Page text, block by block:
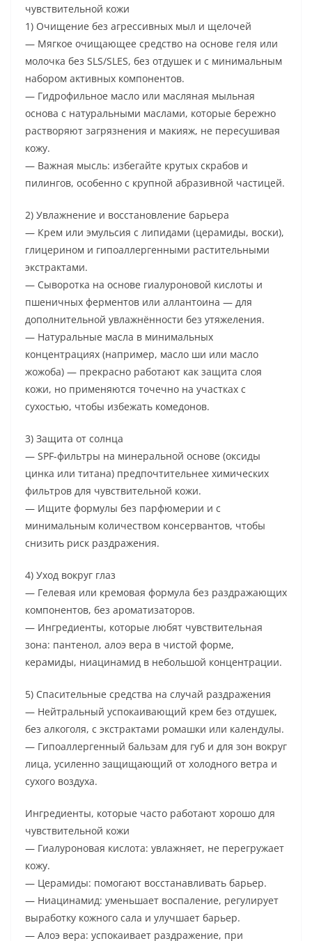
чувствительной кожи
1) Очищение без агрессивных мыл и щелочей
— Мягкое очищающее средство на основе геля или
молочка без SLS/SLES, без отдушек и с минимальным
набором активных компонентов.
— Гидрофильное масло или масляная мыльная
основа с натуральными маслами, которые бережно
растворяют загрязнения и макияж, не пересушивая
кожу.
— Важная мысль: избегайте крутых скрабов и
пилингов, особенно с крупной абразивной частицей.
2) Увлажнение и восстановление барьера
— Крем или эмульсия с липидами (церамиды, воски),
глицерином и гипоаллергенными растительными
экстрактами.
— Сыворотка на основе гиалуроновой кислоты и
пшеничных ферментов или аллантоина — для
дополнительной увлажнённости без утяжеления.
— Натуральные масла в минимальных
концентрациях (например, масло ши или масло
жожоба) — прекрасно работают как защита слоя
кожи, но применяются точечно на участках с
сухостью, чтобы избежать комедонов.
3) Защита от солнца
— SPF-фильтры на минеральной основе (оксиды
цинка или титана) предпочтительнее химических
фильтров для чувствительной кожи.
— Ищите формулы без парфюмерии и с
минимальным количеством консервантов, чтобы
снизить риск раздражения.
4) Уход вокруг глаз
— Гелевая или кремовая формула без раздражающих
компонентов, без ароматизаторов.
— Ингредиенты, которые любят чувствительная
зона: пантенол, алоэ вера в чистой форме,
керамиды, ниацинамид в небольшой концентрации.
5) Спасительные средства на случай раздражения
— Нейтральный успокаивающий крем без отдушек,
без алкоголя, с экстрактами ромашки или календулы.
— Гипоаллергенный бальзам для губ и для зон вокруг
лица, усиленно защищающий от холодного ветра и
сухого воздуха.
Ингредиенты, которые часто работают хорошо для
чувствительной кожи
— Гиалуроновая кислота: увлажняет, не перегружает
кожу.
— Церамиды: помогают восстанавливать барьер.
— Ниацинамид: уменьшает воспаление, регулирует
выработку кожного сала и улучшает барьер.
— Алоэ вера: успокаивает раздражение, при